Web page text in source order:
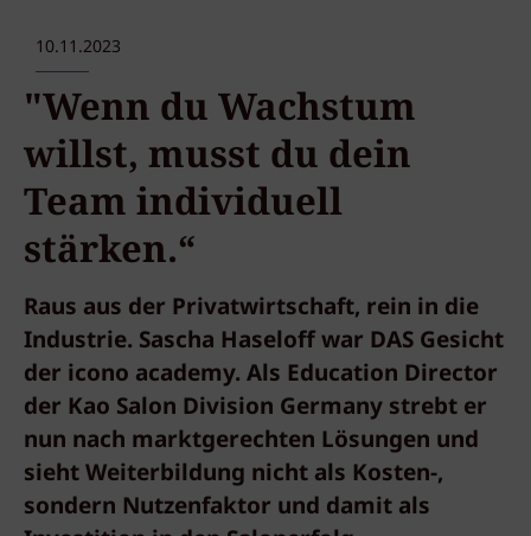
10.11.2023
"Wenn du Wachstum
willst, musst du dein
Team individuell
stärken.“
Raus aus der Privatwirtschaft, rein in die
Industrie. Sascha Haseloff war DAS Gesicht
der icono academy. Als Education Director
der Kao Salon Division Germany strebt er
nun nach marktgerechten Lösungen und
sieht Weiterbildung nicht als Kosten-,
sondern Nutzenfaktor und damit als